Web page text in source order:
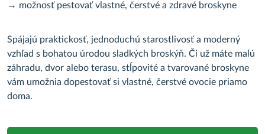
→ možnosť pestovať vlastné, čerstvé a zdravé broskyne
Spájajú praktickosť, jednoduchú starostlivosť a moderný
vzhľad s bohatou úrodou sladkých broskýň. Či už máte malú
záhradu, dvor alebo terasu, stĺpovité a tvarované broskyne
vám umožnia dopestovať si vlastné, čerstvé ovocie priamo
doma.